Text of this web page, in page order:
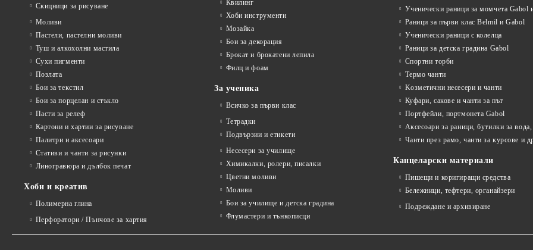
Скицници за рисуване
Моливи
Пастели, пастелни моливи
Туш и алкохолни мастила
Сухи пигменти
Позлата
Бои за текстил
Бои за порцелан и стъкло
Пасти за релеф
Картони и хартии за рисуване
Палитри и аксесоари
Стативи и чанти за рисунки
Линогравюра и дълбок печат
Хоби и креатив
Полимерна глина
Перфоратори / Пънчове за хартия
Квилинг
Хоби инструменти
Мозайка
Бои за декорация
Брокат и брокатени лепила
Филц и фоам
За ученика
Всичко за първи клас
Тетрадки
Подвързии и етикети
Несесери за училище
Химикалки, ролери, писалки
Цветни моливи
Моливи
Бои за училище и детска градина
Флумастери и тънкописци
Ученически раници за момчета Gabol
Раници за първи клас Belmil и Gabol
Ученически раници с колелца
Раници за детска градина Gabol
Спортни торби
Термо чанти
Kозметични несесери и чанти
Куфари, сакове и чанти за път
Портфейли, портмонета Gabol
Аксесоари за раници, бутилки за
Чанти през рамо, чанти за курсове и
Канцеларски материали
Пишещи и коригиращи средства
Бележници, тефтери, органайзери
Подреждане и архивиране